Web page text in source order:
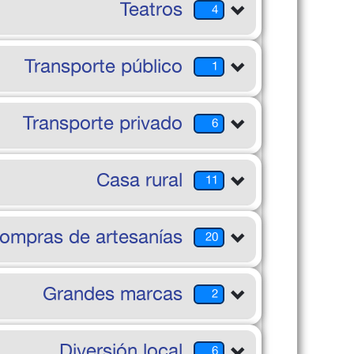
4
Teatros
1
Transporte público
6
Transporte privado
11
Casa rural
20
de artesanías
2
Grandes marcas
6